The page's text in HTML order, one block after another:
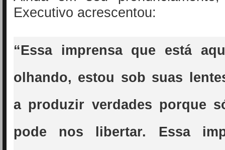
Executivo acrescentou:
“Essa imprensa que está
olhando, estou sob suas
a produzir verdades porque
pode nos libertar. Essa